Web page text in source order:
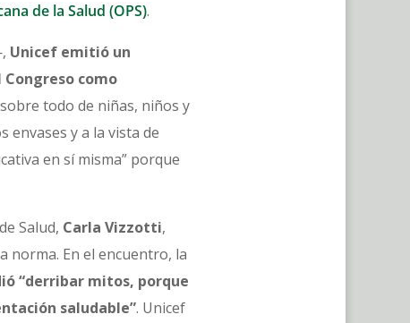
de la Salud (OPS).
Unicef emitió un
Congreso como
todo de niñas, niños y
envases y a la vista de
en sí misma” porque
Salud, Carla Vizzotti,
norma. En el encuentro, la
“derribar mitos, porque
saludable”. Unicef